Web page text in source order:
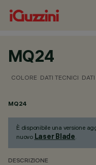
MQ24
COLORE DATI TECNICI
MQ24
È disponibile una versione
nuovo Laser Blade.
DESCRIZIONE